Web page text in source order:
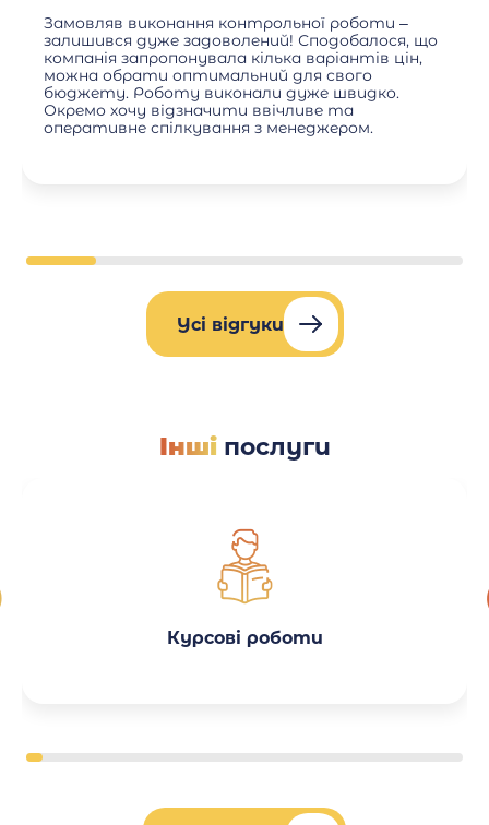
Замовляв виконання контрольної роботи –
залишився дуже задоволений! Сподобалося, що
компанія запропонувала кілька варіантів цін,
можна обрати оптимальний для свого
бюджету. Роботу виконали дуже швидко.
Окремо хочу відзначити ввічливе та
оперативне спілкування з менеджером.
Усі відгуки
Іншіпослуги
Курсові роботи